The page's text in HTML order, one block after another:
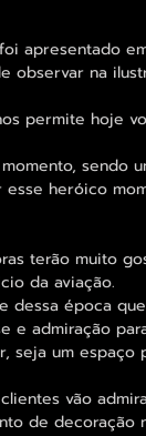
apresentado
observar na
permite hoje
sendo
heróico
terão muito
da aviação.
dessa época
e admiração
seja um espaço
vão
de decoração